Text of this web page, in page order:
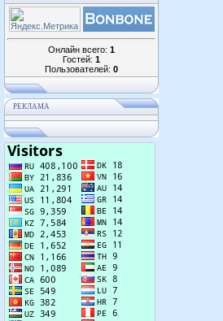
Онлайн всего: 1
Гостей: 1
Пользователей: 0
РЕКЛАМА